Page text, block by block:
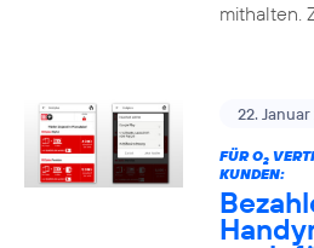
mithalten.
22. Januar
FÜR O2
KUNDEN: